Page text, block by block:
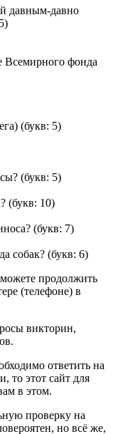
давным-давно
Всемирного фонда
(букв: 5)
(букв: 5)
(букв: 10)
(букв: 7)
собак? (букв: 6)
продолжить
(телефоне) в
викторин,
ответить на
то этот сайт для
в этом.
проверку на
но всё же,